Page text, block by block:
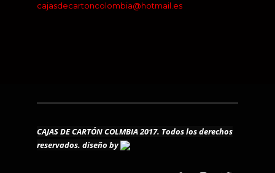
cajasdecartoncolombia@hotmail.es
CAJAS DE CARTÓN COLMBIA 2017. Todos los derechos
reservados. diseño by